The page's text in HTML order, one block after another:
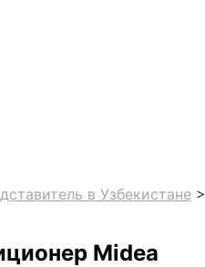
в Узбекистане>
Midea